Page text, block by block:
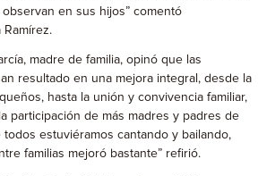
en sus hijos” comentó
Ramírez.
madre de familia, opinó que las
resultado en una mejora integral, desde la
hasta la unión y convivencia familiar,
participación de más madres y padres de
estuviéramos cantando y bailando,
familias mejoró bastante” refirió.